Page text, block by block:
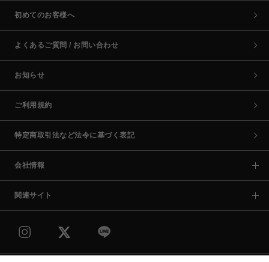
初めてのお客様へ
よくあるご質問 / お問い合わせ
お知らせ
ご利用規約
特定商取引法など法令に基づく表記
会社情報
関連サイト